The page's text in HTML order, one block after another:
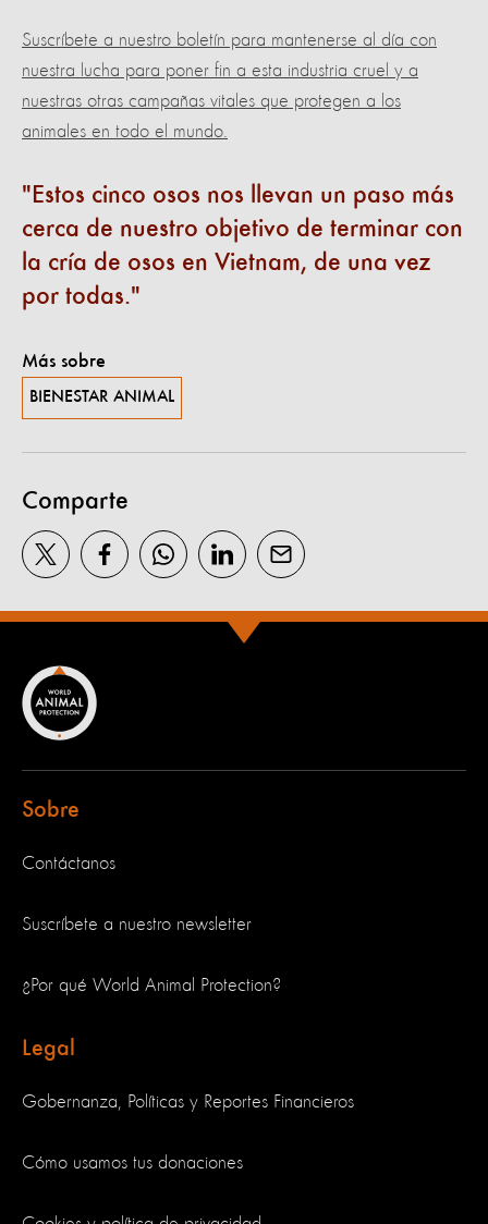
Suscríbete a nuestro boletín para mantenerse al día con
nuestra lucha para poner fin a esta industria cruel y a
nuestras otras campañas vitales que protegen a los
animales en todo el mundo.
Estos cinco osos nos llevan un paso más
cerca de nuestro objetivo de terminar con
la cría de osos en Vietnam, de una vez
por todas.
Más sobre
BIENESTAR ANIMAL
Comparte
Sobre
Contáctanos
Suscríbete a nuestro newsletter
¿Por qué World Animal Protection?
Legal
Gobernanza, Políticas y Reportes Financieros
Cómo usamos tus donaciones